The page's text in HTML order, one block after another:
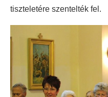
tiszteletére szentelték fel.